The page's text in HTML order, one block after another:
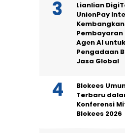
Lianlian
UnionPay
Pembayaran
Agen AI
Pengadaan
Jasa Global
Blokees
Terbaru
Konferensi
Blokees 2026